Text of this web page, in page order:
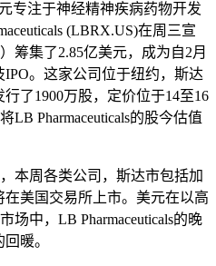
专注于神经精神疾病药物开发
(LBRX.US)在周三宣
筹集了2.85亿美元，成为自2月
IPO。这家公司位于纽约，斯达
了1900万股，定价位于14至16
LB Pharmaceuticals的股今估值
本周各类公司，斯达市包括加
美国交易所上市。美元在以高
场中，LB Pharmaceuticals的晚
暖。